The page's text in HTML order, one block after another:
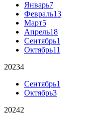
Январь7
Февраль13
Март5
Апрель18
Сентябрь1
Октябрь11
20234
Сентябрь1
Октябрь3
20242